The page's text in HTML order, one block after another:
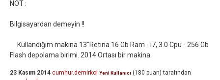
NOT :
Bilgisayardan demeyin !!
Kullandığım makina 13"Retina 16 Gb Ram - i7, 3.0 Cpu - 256 Gb
Flash depolama birimi. 2014 Ortası bir makina.
23 Kasım 2014 cumhur.demirkol Yeni Kullanıcı (180 puan) tarafından